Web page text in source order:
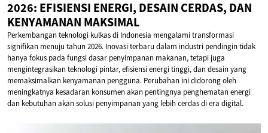
2026: EFISIENSI ENERGI, DESAIN CERDAS, DAN
KENYAMANAN MAKSIMAL
Perkembangan teknologi kulkas di Indonesia mengalami transformasi
signifikan menuju tahun 2026. Inovasi terbaru dalam industri pendingin tidak
hanya fokus pada fungsi dasar penyimpanan makanan, tetapi juga
mengintegrasikan teknologi pintar, efisiensi energi tinggi, dan desain yang
memaksimalkan kenyamanan pengguna. Perubahan ini didorong oleh
meningkatnya kesadaran konsumen akan pentingnya penghematan energi
dan kebutuhan akan solusi penyimpanan yang lebih cerdas di era digital.